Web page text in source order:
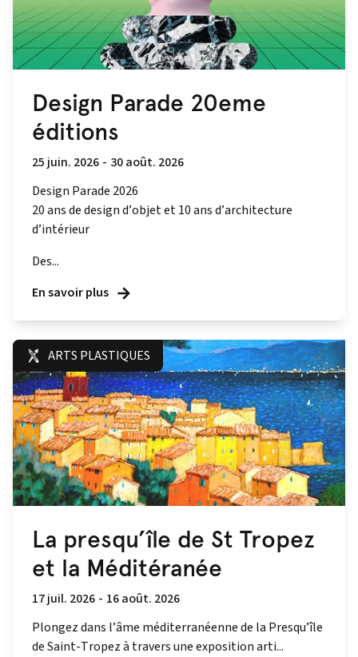
Design Parade 20eme
éditions
25 juin. 2026 - 30 août. 2026
Design Parade 2026
20 ans de design d’objet et 10 ans d’architecture
d’intérieur
Des...
En savoir plus
ARTS PLASTIQUES
La presqu’île de St Tropez
et la Méditéranée
17 juil. 2026 - 16 août. 2026
Plongez dans l’âme méditerranéenne de la Presqu’île
de Saint-Tropez à travers une exposition arti...